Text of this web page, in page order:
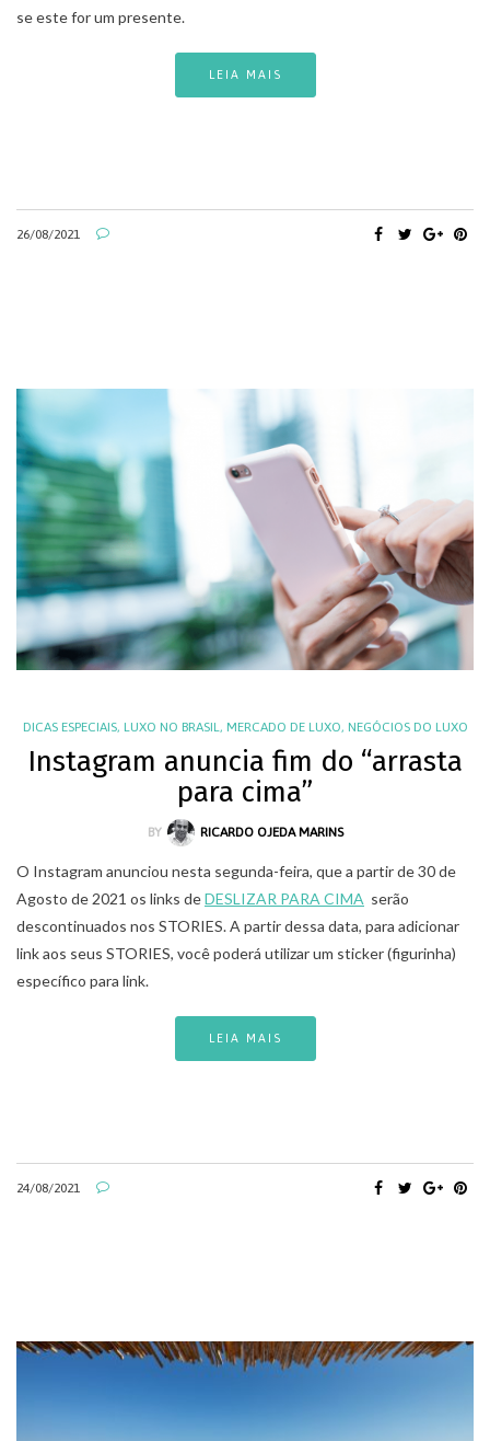
se este for um presente.
LEIA MAIS
26/08/2021
DICAS ESPECIAIS, LUXO NO BRASIL , MERCADO DE LUXO, NEGÓCIOS DO LUXO
Instagram anuncia fim do “arrasta
para cima”
BY RICARDO OJEDA MARINS
O Instagram anunciou nesta segunda-feira, que a partir de 30 de
Agosto de 2021 os links deDESLIZAR PARA CIMA serão
descontinuados nos STORIES. A partir dessa data, para adicionar
link aos seus STORIES, você poderá utilizar um sticker (figurinha)
específico para link.
LEIA MAIS
24/08/2021